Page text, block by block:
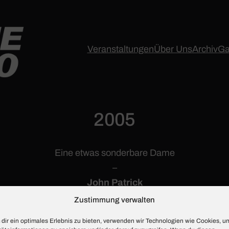
Zustimmung verwalten
dir ein optimales Erlebnis zu bieten, verwenden wir Technologien wie Cookies,
VeranstaltungenÜber UnsArchiv
2005
Eine etwas sonderbare Dame
–
John Patrick